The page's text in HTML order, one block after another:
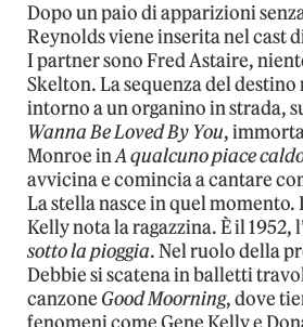
Dopo un paio di apparizioni
Reynolds viene inserita nel cast
I partner sono Fred Astaire,
Skelton. La sequenza del destino
intorno a un organino in strada,
Wanna Be Loved By You,
Monroe inA qualcuno piace
avvicina e comincia a cantare
La stella nasce in quel momento.
Kelly nota la ragazzina. È il 1952,
sotto la pioggia. Nel ruolo della
Debbie si scatena in balletti
canzone Good Moorning, dove